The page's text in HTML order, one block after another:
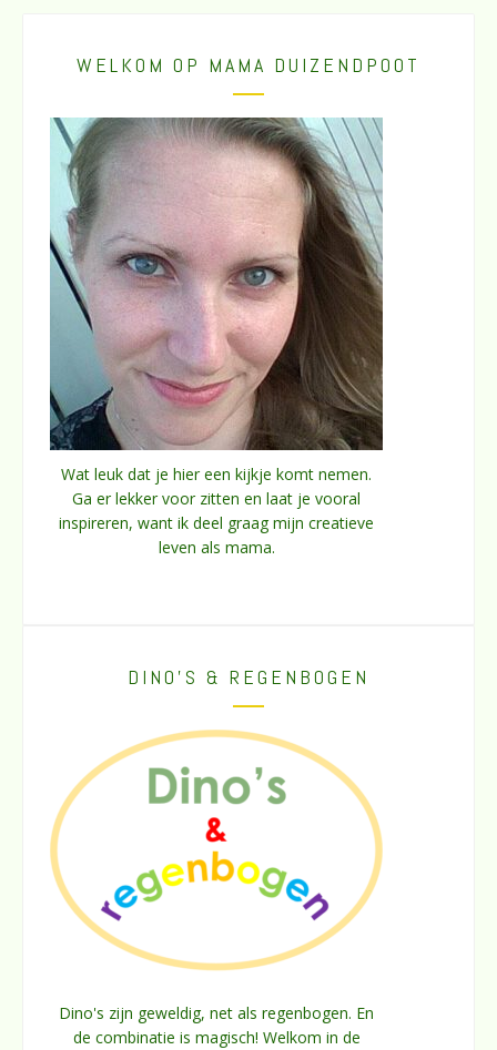
WELKOM OP MAMA DUIZENDPOOT
Wat leuk dat je hier een kijkje komt nemen.
Ga er lekker voor zitten en laat je vooral
inspireren, want ik deel graag mijn creatieve
leven als mama.
DINO’S & REGENBOGEN
Dino's zijn geweldig, net als regenbogen. En
de combinatie is magisch! Welkom in de